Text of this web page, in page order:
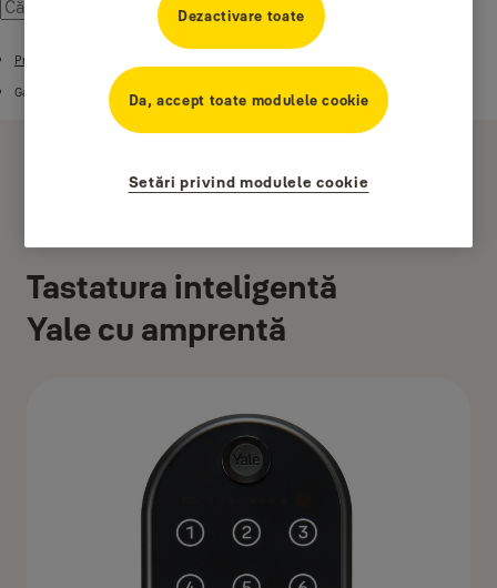
Products
Gama Yale Home
Tastatura inteligentă
Yale cu amprentă
Dezactivare toate
Da, accept toate modulele cookie
Setări privind modulele cookie